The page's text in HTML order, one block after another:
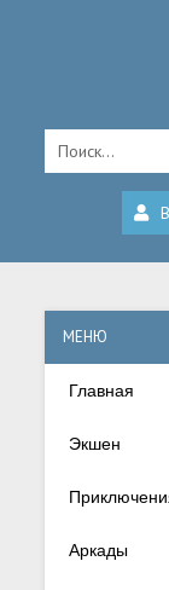
МЕНЮ
Главная
Экшен
Аркады